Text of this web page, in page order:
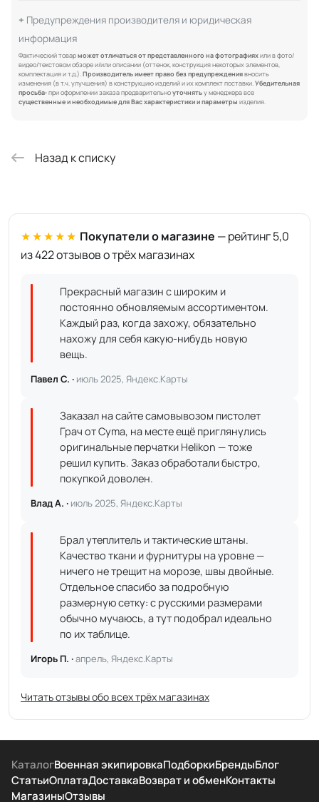
Предупреждения производителя и юридическая
информация
Фактический товарможет отличаться от представленного на фотографияхили в фото/
видео/текстовом обзоре и/или описании (оттенок, конструкция некоторых элементов,
комплектация и т.д.).Производитель имеет право без предупреждениявносить
изменения (в т.ч. улучшения) в конструкцию изделий и их комплект поставки.Убедительная
просьба: при оформлении заказа предварительноуточнятьу менеджера все
существенные и необходимые для Вас характеристики и параметры изделия.
Назад к списку
★★★★★ Покупатели о магазине — рейтинг 5,0
из 422 отзывов о трёх магазинах
Прекрасный магазин с широким и
постоянно обновляемым ассортиментом.
Каждый раз, когда захожу, обязательно
нахожу для себя какую-нибудь новую
вещь.
Павел С. · июль 2025, Яндекс.Карты
Заказал на сайте самовывозом пистолет
Грач от Cyma, на месте ещё приглянулись
оригинальные перчатки Helikon — тоже
решил купить. Заказ обработали быстро,
покупкой доволен.
Влад А. · июль 2025, Яндекс.Карты
Брал утеплитель и тактические штаны.
Качество ткани и фурнитуры на уровне —
ничего не трещит на морозе, швы двойные.
Отдельное спасибо за подробную
размерную сетку: с русскими размерами
обычно мучаюсь, а тут подобрал идеально
по их таблице.
Игорь П. ·апрель, Яндекс.Карты
Читать отзывы обо всех трёх магазинах
КаталогВоенная экипировкаПодборкиБрендыБлог
СтатьиОплатаДоставкаВозврат и обменКонтакты
МагазиныОтзывы